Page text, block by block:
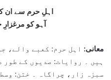
اہلِ حرم سے ان
آہو کو
معانی: اہل حرم: کعبے والے،
ہیں ۔ روایات: صدیوں کے
سبزہ زار، چراگاہ ۔ ختن: